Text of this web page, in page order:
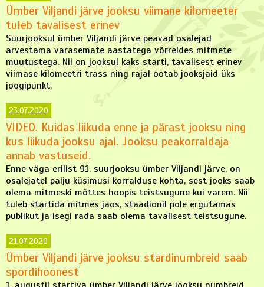
Ümber Viljandi järve jooksu viimane kilomeeter
tuleb tavalisest erinev
Suurjooksul ümber Viljandi järve peavad osalejad
arvestama varasemate aastatega võrreldes mitmete
muutustega. Nii on jooksul kaks starti, tavalisest erinev
viimase kilomeetri trass ning rajal ootab jooksjaid üks
joogipunkt.
23.07.2020
VIDEO. Kuidas liikuda enne ja pärast jooksu ning
kus liikuda jooksu ajal. Jooksu peakorraldaja
annab vastuseid.
Enne väga erilist 91. suurjooksu ümber Viljandi järve, on
osalejatel palju küsimusi korralduse kohta, sest jooks saab
olema mitmeski mõttes hoopis teistsugune kui varem. Nii
tuleb startida mitmes jaos, staadionil pole ergutamas
publikut ja isegi rada saab olema tavalisest teistsugune.
21.07.2020
Ümber Viljandi järve jooksu stardinumbreid saab
spordihoonest